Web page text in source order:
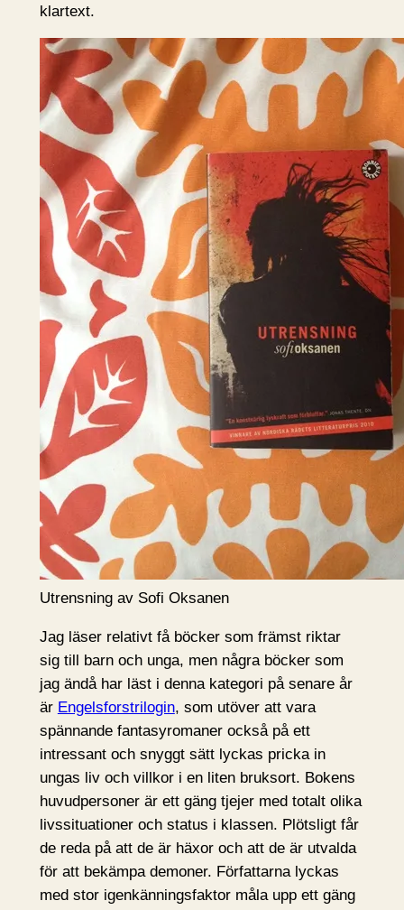
klartext.
Utrensning av Sofi Oksanen
Jag läser relativt få böcker som främst riktar
sig till barn och unga, men några böcker som
jag ändå har läst i denna kategori på senare år
är Engelsforstrilogin, som utöver att vara
spännande fantasyromaner också på ett
intressant och snyggt sätt lyckas pricka in
ungas liv och villkor i en liten bruksort. Bokens
huvudpersoner är ett gäng tjejer med totalt olika
livssituationer och status i klassen. Plötsligt får
de reda på att de är häxor och att de är utvalda
för att bekämpa demoner. Författarna lyckas
med stor igenkänningsfaktor måla upp ett gäng